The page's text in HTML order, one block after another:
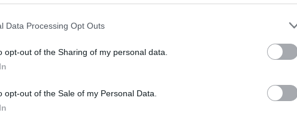
Data Processing Opt Outs
opt-out of the Sharing of my personal data.
opt-out of the Sale of my Personal Data.
NECROLOGIE